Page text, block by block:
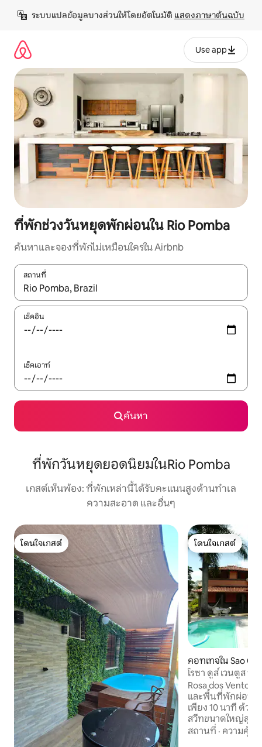
เนื้อหา
ระบบแปลข้อมูลบางส่วนให้โดยอัตโนมัติ แสดงภาษาต้นฉบับ
Use app
ที่พักช่วงวันหยุดพักผ่อนใน Rio Pomba
ค้นหาและจองที่พักไม่เหมือนใครใน Airbnb
สถานที่
ใช้ลูกศรขึ้นลง หรือใช้การสัมผัสหรือปัด เพื่อสำรวจผลการค้นหา
เช็คอิน
เช็คเอาท์
ค้นหา
ที่พักวันหยุดยอดนิยมในRio Pomba
เกสต์เห็นพ้อง: ที่พักเหล่านี้ได้รับคะแนนสูงด้านทำเล
ความสะอาด และอื่นๆ
โดนใจเกสต์
โดนใจเกสต์
โดนใจเกสต์
โดนใจเกสต์
คอทเทจใน Sao
โรซา ดูส์ เวนตูส
สวยงาม 10 กม. จา
ฟอเรีย
Rosa dos
และพื้นที่พักผ่อนอ
เพียง 10 นาที ด้ว
สวีทขนาดใหญ่สุด
รองรับผู้เข้าพักได้
การปรึกษา) ห้อ
สถานที่ · ความคุ้ม